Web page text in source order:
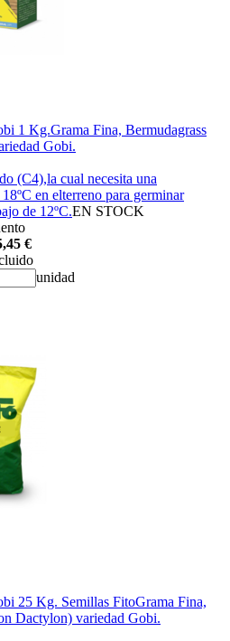
1 Kg.Grama Fina, Bermudagrass
Gobi.
(C4),la cual necesita una
en elterreno para germinar
de 12ºC.EN STOCK
€
unidad
25 Kg. Semillas FitoGrama Fina,
Dactylon) variedad Gobi.